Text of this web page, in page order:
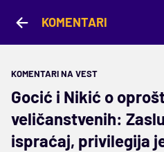
KOMENTARI
KOMENTARI NA VEST
Gocić i Nikić o
veličanstvenih:
ispraćaj, privilegija